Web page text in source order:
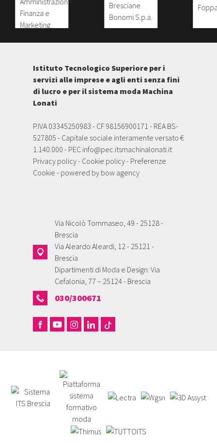
Istituto Tecnologico Superiore per i
servizi alle imprese e agli enti senza fini
di lucro e per il sistema moda Machina
Lonati
P.IVA 03345250983 - CF 98156900171 - REA BS-
527805 - Capitale sociale interamente versato €
1.140.000 - PEC info@pec.itsmachinalonati.it
Privacy policy- Cookie policy- Preferenze
Cookie - powered by bow agency
Via Nicolò Tommaseo, 49 - 25128 -
Brescia
Via Aleardo Aleardi, 12 - 25121 -
Brescia
Dipartimenti di Moda e Design: Via
Cefalonia, 77 – 25124 - Brescia
030/300671